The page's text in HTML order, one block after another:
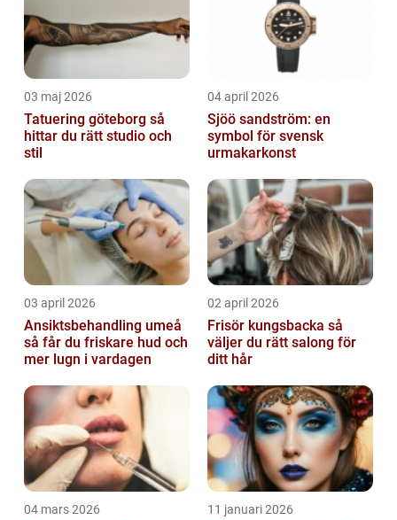
03 maj 2026
Tatuering göteborg så
hittar du rätt studio och
stil
04 april 2026
Sjöö sandström: en
symbol för svensk
urmakarkonst
03 april 2026
Ansiktsbehandling umeå
så får du friskare hud och
mer lugn i vardagen
02 april 2026
Frisör kungsbacka så
väljer du rätt salong för
ditt hår
04 mars 2026 11 januari 2026